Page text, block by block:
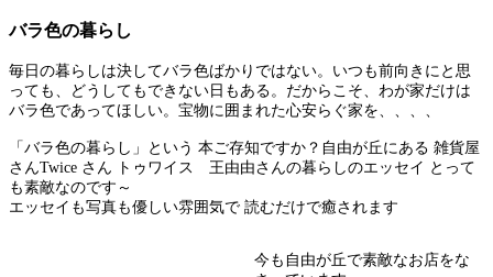
バラ色の暮らし
毎日の暮らしは決してバラ色ばかりではない。いつも前向きにと思
っても、どうしてもできない日もある。だからこそ、わが家だけは
バラ色であってほしい。宝物に囲まれた心安らぐ家を、、、、
「バラ色の暮らし」という 本ご存知ですか？自由が丘にある 雑貨屋
さんTwice さん トゥワイス 王由由さんの暮らしのエッセイ とって
も素敵なのです～
エッセイも写真も優しい雰囲気で 読むだけで癒されます
今も自由が丘で素敵なお店をな